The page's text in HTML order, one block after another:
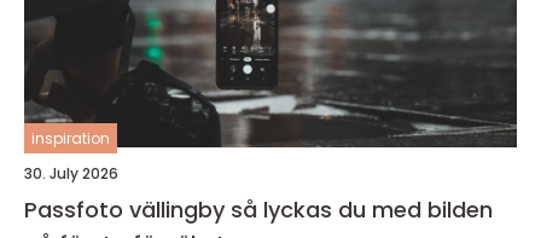
inspiration
30. July 2026
Passfoto vällingby så lyckas du med bilden